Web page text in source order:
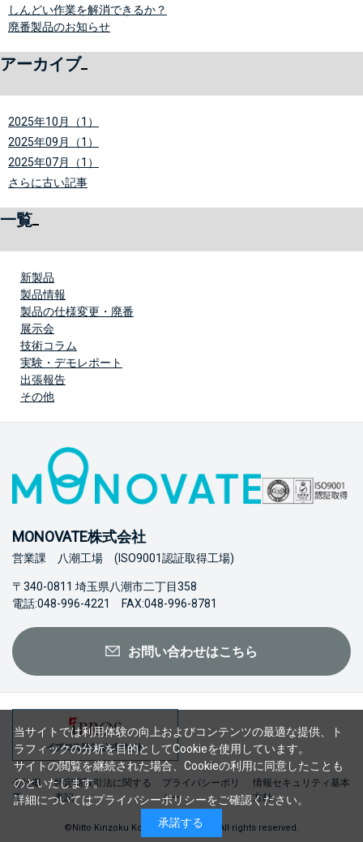
しんどい作業を解消できるか？
廃番製品のお知らせ
アーカイブ
2025年10月（1）
2025年09月（1）
2025年07月（1）
さらに古い記事
一覧
新製品
製品情報
製品の仕様変更・廃番
展示会
技術コラム
実験・デモレポート
出張報告
その他
MONOVATE株式会社
営業課 八潮工場 (ISO9001認証取得工場)
〒340-0811 埼玉県八潮市二丁目358
電話:048-996-4221 FAX:048-996-8781
お問い合わせはこちら
会社概
要
特定商取引法に関する
表記
プライバシーポリ
シー
情報セキュリティ基本
方針
©Nitto Kinzoku Kogyo Co., Ltd. 2023 All rights reserved.
当サイトでは利用体験の向上およびコンテンツの最適な提供、ト
ラフィックの分析を目的としてCookieを使用しています。
サイトの閲覧を継続された場合、Cookieの利用に同意したことも
のといたします。
詳細についてはプライバシーポリシーをご確認ください。
承諾する